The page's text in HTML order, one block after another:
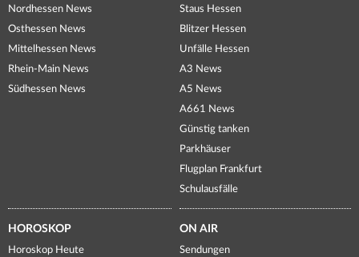
Nordhessen News
Osthessen News
Mittelhessen News
Rhein-Main News
Südhessen News
Staus Hessen
Blitzer Hessen
Unfälle Hessen
A3 News
A5 News
A661 News
Günstig tanken
Parkhäuser
Flugplan Frankfurt
Schulausfälle
HOROSKOP
Horoskop Heute
ON AIR
Sendungen